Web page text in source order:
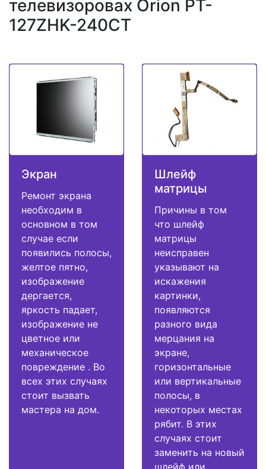
телевизоровах Orion PT-
127ZHK-240CT
Экран
Ремонт экрана
необходим в
основном в том
случае если
появились полосы,
желтое пятно,
изображение
дергается,
яркость падает,
изображение не
цветное или
механическое
повреждение . Во
всех этих случаях
стоит вызвать
мастера на дом.
Шлейф
матрицы
Причины в том
что шлейф
матрицы
неисправен
указывают на
искажения
картинки,
появляются
разного вида
мерцания на
экране,
горизонтальные
или вертикальные
полосы, в
некоторых местах
рябит. В этих
случаях стоит
заменить на новый